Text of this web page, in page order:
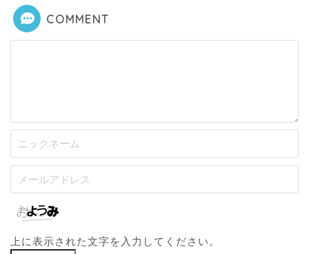
COMMENT
上に表示された文字を入力してください。